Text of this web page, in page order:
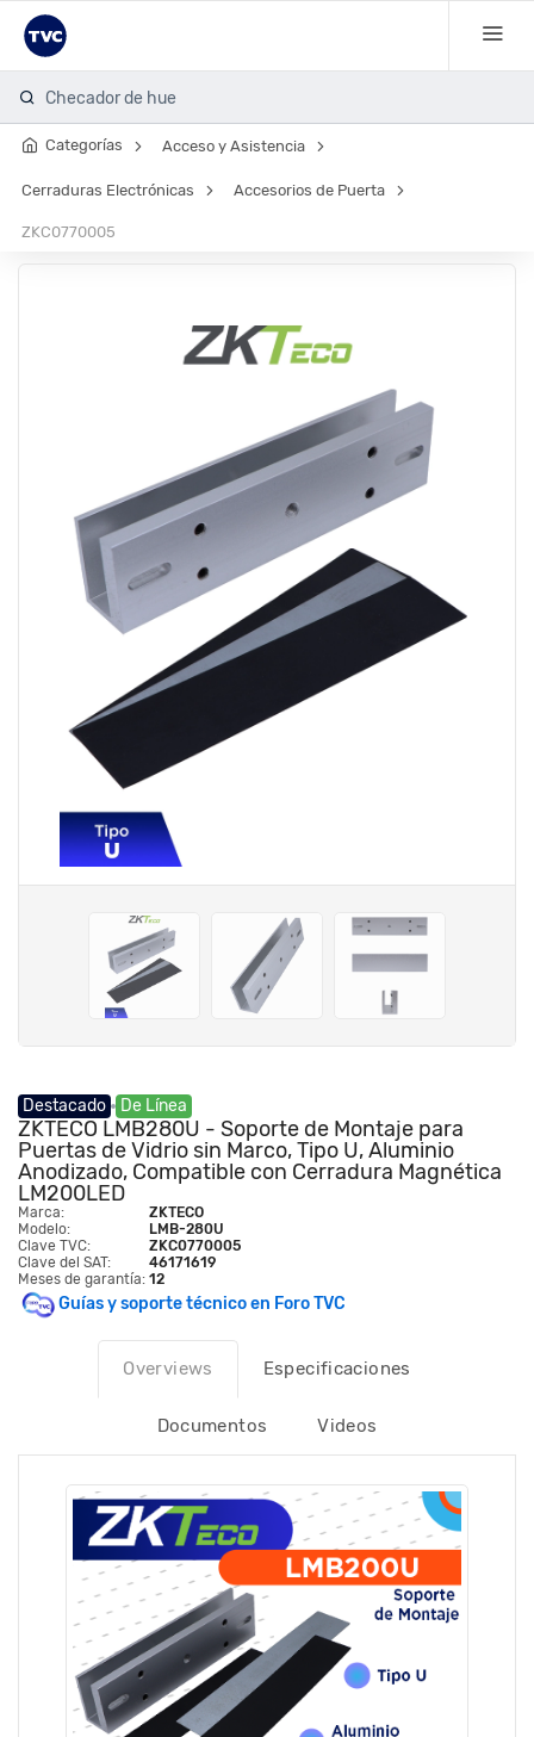
Checador de huella
Categorías Acceso y Asistencia
Cerraduras Electrónicas Accesorios de Puerta
ZKC0770005
Destacado De Línea
ZKTECO LMB280U - Soporte de Montaje para
Puertas de Vidrio sin Marco, Tipo U, Aluminio
Anodizado, Compatible con Cerradura Magnética
LM200LED
Marca:
ZKTECO
Modelo:
LMB-280U
Clave TVC:
ZKC0770005
Clave del SAT:
46171619
Meses de garantía: 12
Guías y soporte técnico en Foro TVC
Overviews Especificaciones
Documentos Videos